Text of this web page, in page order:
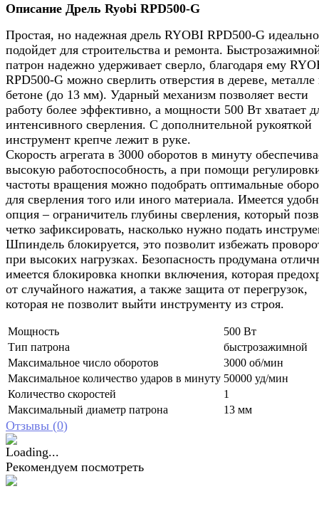
Описание Дрель Ryobi RPD500-G
Простая, но надежная дрель RYOBI RPD500-G идеально
подойдет для строительства и ремонта.
патрон надежно удерживает сверло, благодаря ему
RPD500-G можно сверлить отверстия в дереве, металле
бетоне (до 13 мм). Ударный механизм позволяет вести
работу более эффективно, а мощности 500 Вт хватает
интенсивного сверления. С дополнительной рукояткой
инструмент крепче лежит в руке.
Скорость агрегата в 3000 оборотов в минуту
высокую работоспособность, а при помощи
частоты вращения можно подобрать оптимальные
для сверления того или иного материала. Имеется
опция – ограничитель глубины сверления, который
четко зафиксировать, насколько нужно подать
Шпиндель блокируется, это позволит избежать
при высоких нагрузках. Безопасность продумана
имеется блокировка кнопки включения, которая
от случайного нажатия, а также защита от перегрузок,
которая не позволит выйти инструменту из строя.
Мощность
500 Вт
Тип патрона
быстрозажимной
Максимальное число оборотов
3000 об/мин
Максимальное количество ударов в минуту 50000 уд/мин
Количество скоростей
1
Максимальный диаметр патрона
13 мм
Отзывы (0)
Рекомендуем посмотреть